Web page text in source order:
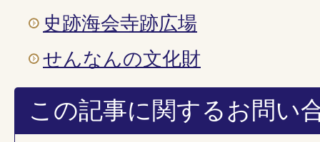
史跡海会寺跡広場
せんなんの文化財
この記事に関するお問い